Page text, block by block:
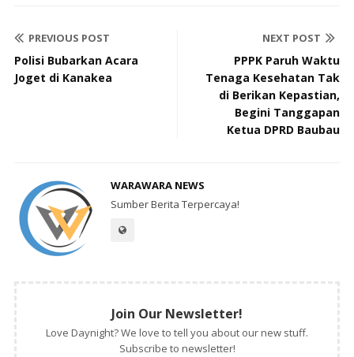
PREVIOUS POST
Polisi Bubarkan Acara
Joget di Kanakea
NEXT POST
PPPK Paruh Waktu
Tenaga Kesehatan Tak
di Berikan Kepastian,
Begini Tanggapan
Ketua DPRD Baubau
WARAWARA NEWS
Sumber Berita Terpercaya!
Join Our Newsletter!
Love Daynight? We love to tell you about our new stuff.
Subscribe to newsletter!